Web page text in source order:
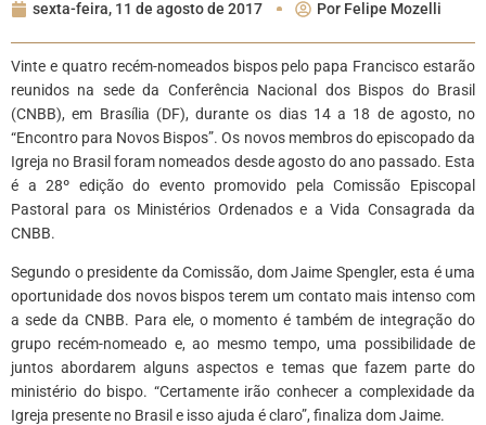
sexta-feira, 11 de agosto de 2017 Por Felipe Mozelli
Vinte e quatro recém-nomeados bispos pelo papa Francisco estarão
reunidos na sede da Conferência Nacional dos Bispos do Brasil
(CNBB), em Brasília (DF), durante os dias 14 a 18 de agosto, no
“Encontro para Novos Bispos”. Os novos membros do episcopado da
Igreja no Brasil foram nomeados desde agosto do ano passado. Esta
é a 28º edição do evento promovido pela Comissão Episcopal
Pastoral para os Ministérios Ordenados e a Vida Consagrada da
CNBB.
Segundo o presidente da Comissão, dom Jaime Spengler, esta é uma
oportunidade dos novos bispos terem um contato mais intenso com
a sede da CNBB. Para ele, o momento é também de integração do
grupo recém-nomeado e, ao mesmo tempo, uma possibilidade de
juntos abordarem alguns aspectos e temas que fazem parte do
ministério do bispo. “Certamente irão conhecer a complexidade da
Igreja presente no Brasil e isso ajuda é claro”, finaliza dom Jaime.